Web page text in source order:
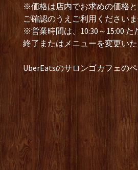
※価格は店内でお求めの価格
ご確認のうえご利用くださいま
※営業時間は、10:30～15:00
終了またはメニューを変更いた
UberEatsのサロンゴカフェの